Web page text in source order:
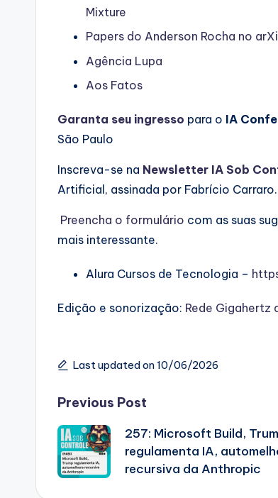
Mixture
Papers do Anderson Rocha no
Agência Lupa
Aos Fatos
Garanta seu ingresso para o IA
São Paulo
Inscreva-se na Newsletter IA Sob
Artificial, assinada por Fabrício Carraro.
⁠⁠Preencha o formulário⁠⁠ com as suas
mais interessante.
Alura Cursos de Tecnologia –
Edição e sonorização: ⁠⁠Rede Gigahertz
Last updated on 10/06/2026
Post
navigation
Previous Post
257: Microsoft Build,
regulamenta IA,
recursiva da Anthropic